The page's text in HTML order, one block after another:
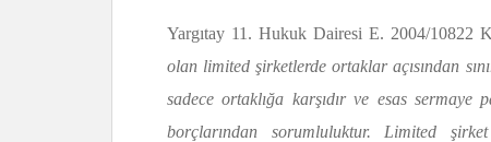
Yargıtay 11. Hukuk Dairesi E. 2004/10822
olan limited şirketlerde ortaklar açısından
sadece ortaklığa karşıdır ve esas sermaye
borçlarından sorumluluktur. Limited